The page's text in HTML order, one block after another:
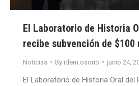
El Laboratorio de Historia
recibe subvención de $100
Noticias By idem.osorio junio 24,
El Laboratorio de Historia Oral del